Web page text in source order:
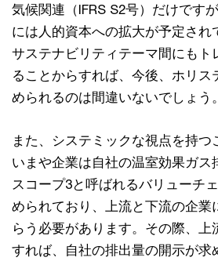
気候関連（IFRS S2号）だけです
には人的資本への拡大が予定され
サステナビリティテーマ間にもト
ることからすれば、今後、ホリス
められるのは間違いないでしょう。
また、システミックな視点を持つ
いまや企業は自社の温室効果ガス
スコープ3と呼ばれるバリューチ
められており、上流と下流の企業
らう必要があります。その際、上
すれば、自社の排出量の開示が求